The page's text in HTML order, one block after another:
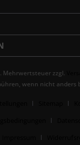
Mehrwertsteuer zzgl.
wenn nicht anders